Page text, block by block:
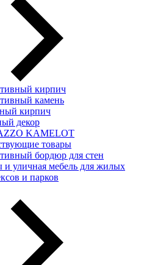
кирпич
камень
кирпич
декор
KAMELOT
товары
бордюр для стен
и уличная мебель для жилых
и парков